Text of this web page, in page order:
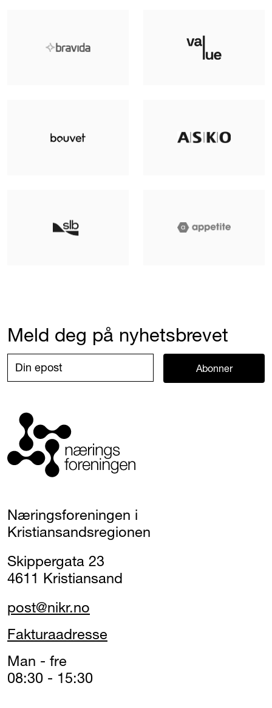
Meld deg på nyhetsbrevet
Abonner
Næringsforeningen i
Kristiansandsregionen
Skippergata 23
4611 Kristiansand
post@nikr.no
Fakturaadresse
Man - fre
08:30 - 15:30